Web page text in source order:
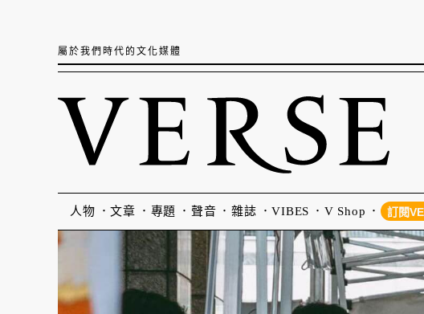
屬於我們時代的文化媒體
人物 文章 專題 聲音 雜誌 VIBES V Shop 訂閱